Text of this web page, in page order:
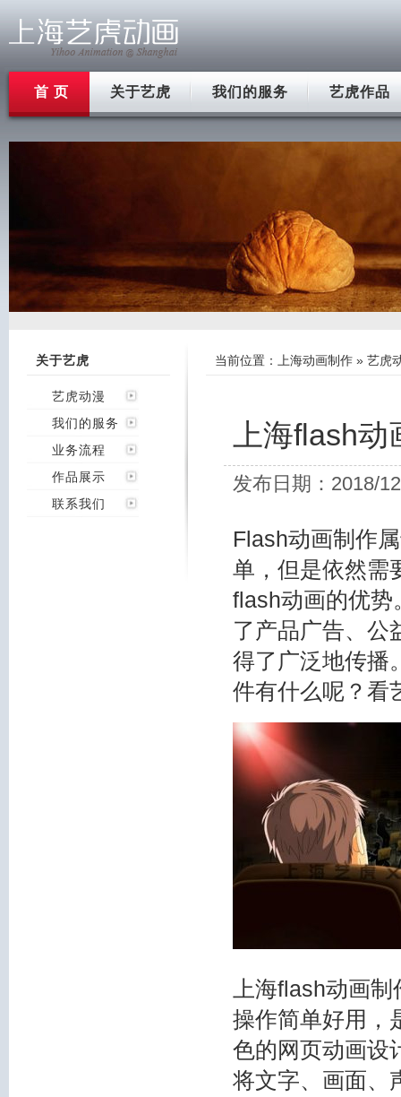
首 页 关于艺虎 我们的服务 艺虎作品
关于艺虎
艺虎动漫
我们的服务
业务流程
作品展示
联系我们
当前位置： 上海动画制作 » 艺虎
上海flash
发布日期：2018/
Flash动画制作
单，但是依然需
flash动画的优势
了产品广告、公
得了广泛地传播
件有什么呢？看
上海flash动画
操作简单好用，
色的网页动画设
将文字、画面、